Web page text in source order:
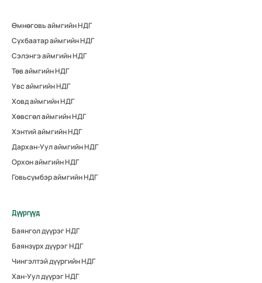
Өмнөговь аймгийн НДГ
Сүхбаатар аймгийн НДГ
Сэлэнгэ аймгийн НДГ
Төв аймгийн НДГ
Увс аймгийн НДГ
Ховд аймгийн НДГ
Хөвсгөл аймгийн НДГ
Хэнтий аймгийн НДГ
Дархан-Уул аймгийн НДГ
Орхон аймгийн НДГ
Говьсүмбэр аймгийн НДГ
Дүүргүүд
Баянгол дүүрэг НДГ
Баянзүрх дүүрэг НДГ
Чингэлтэй дүүргийн НДГ
Хан-Уул дүүрэг НДГ